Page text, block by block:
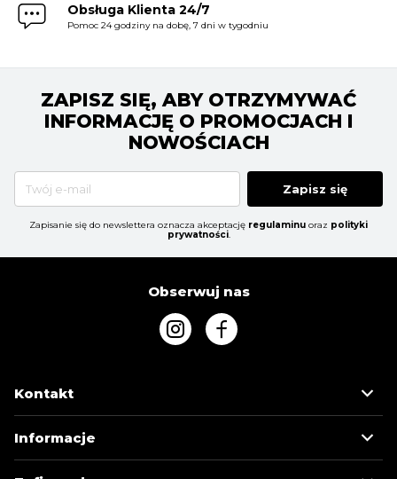
Obsługa Klienta 24/7
Pomoc 24 godziny na dobę, 7 dni w tygodniu
ZAPISZ SIĘ, ABY OTRZYMYWAĆ
INFORMACJĘ O PROMOCJACH I
NOWOŚCIACH
Zapisz się
Zapisanie się do newslettera oznacza akceptację regulaminu oraz polityki
prywatności.
Obserwuj nas
Kontakt
Informacje